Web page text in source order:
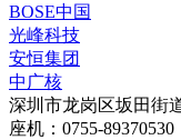
BOSE中国
光峰科技
安恒集团
中广核
深圳市龙岗区坂田街
座机：0755-